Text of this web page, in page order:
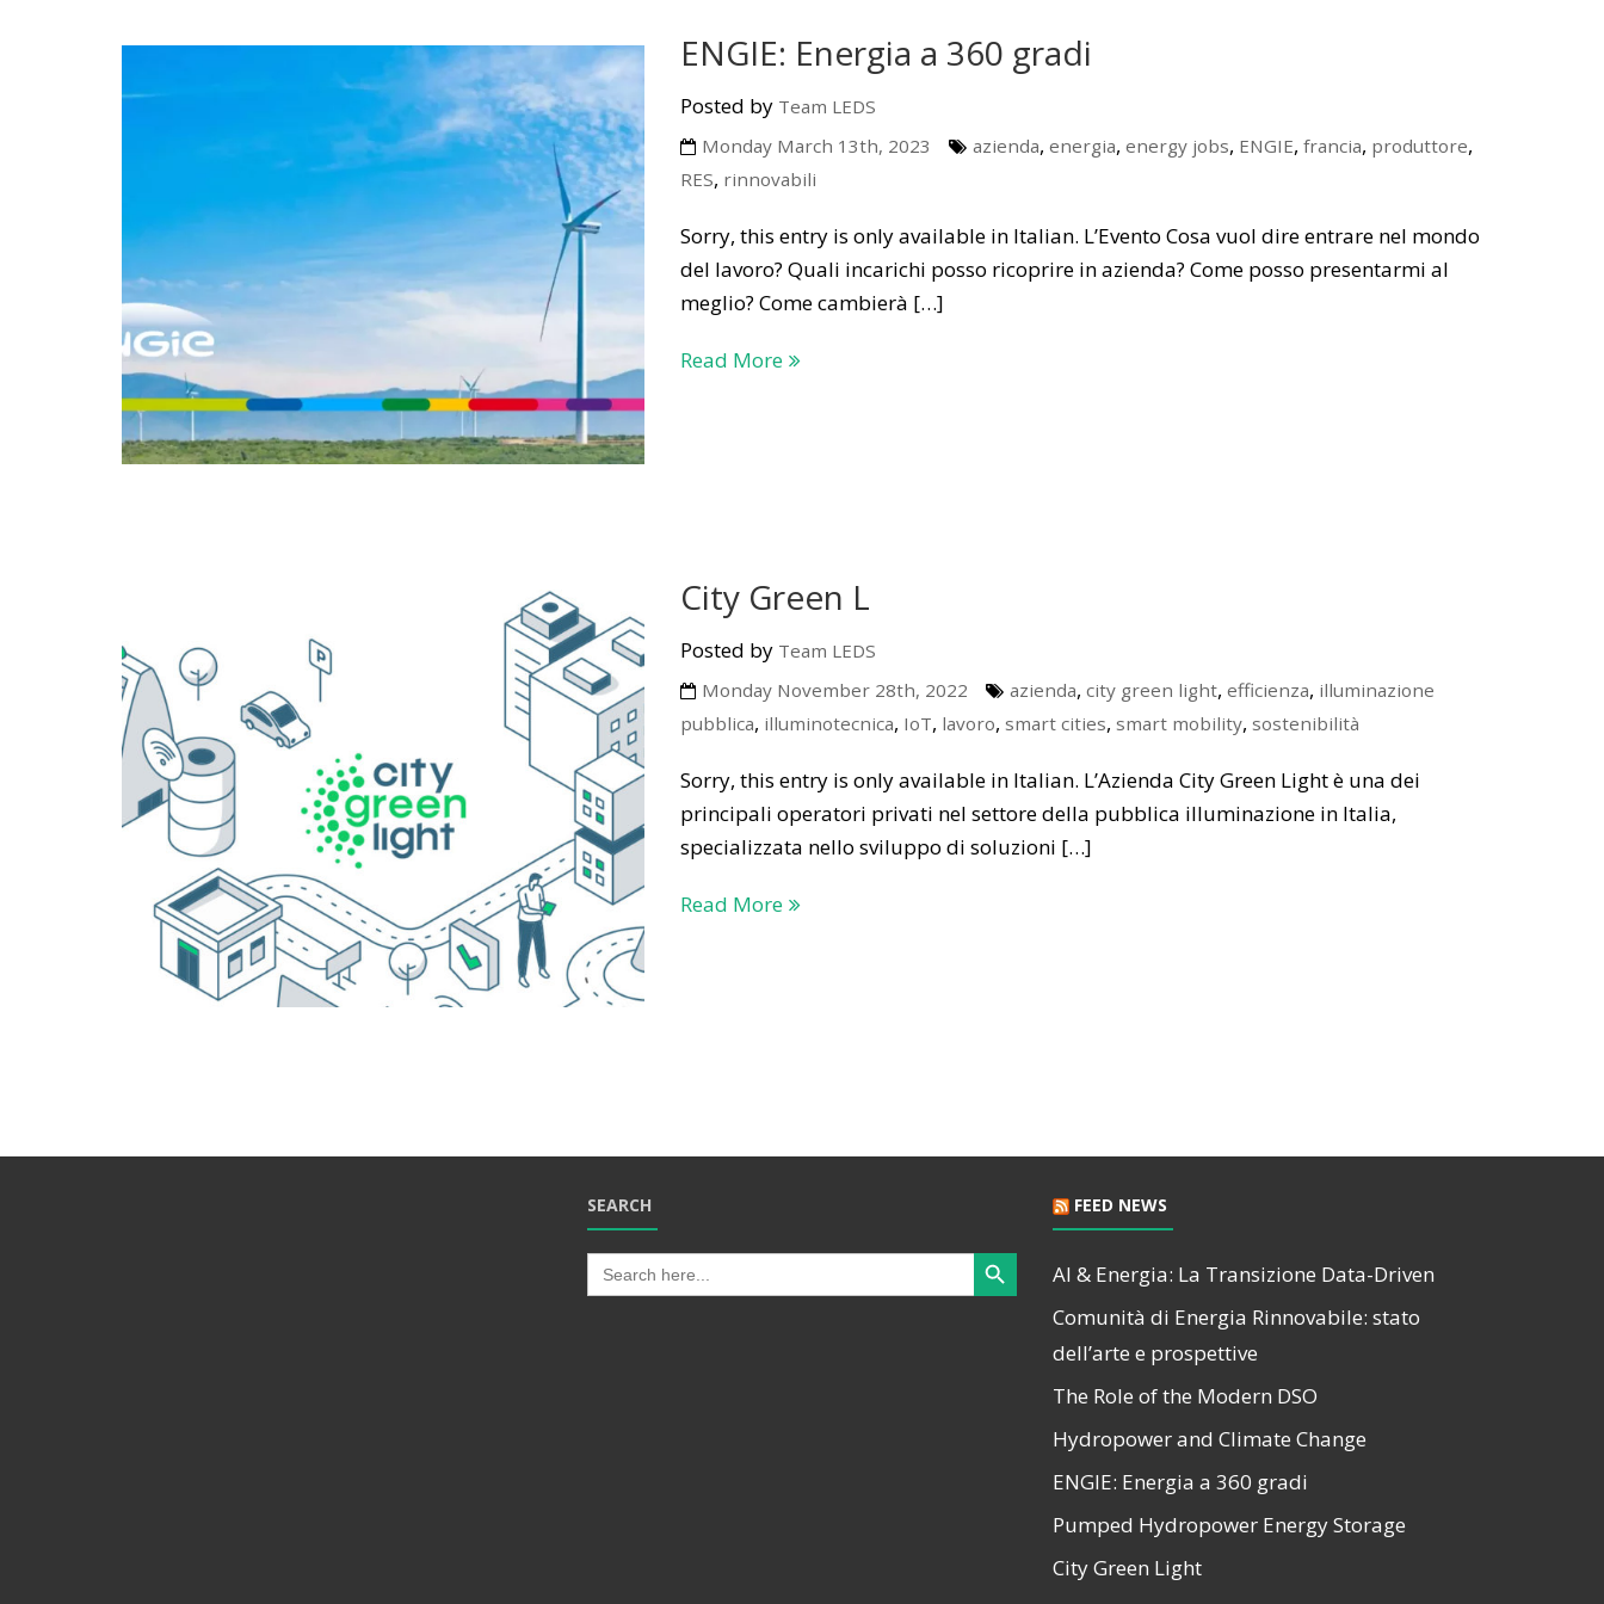
ENGIE: Energia a 360 gradi
Posted by Team LEDS
Monday March 13th, 2023
azienda, energia, energy jobs, ENGIE, francia, produttore,
RES, rinnovabili
Sorry, this entry is only available in Italian. L’Evento Cosa vuol dire entrare nel mondo
del lavoro? Quali incarichi posso ricoprire in azienda? Come posso presentarmi al
meglio? Come cambierà […]
Read More
City Green L
Posted by Team LEDS
Monday November 28th, 2022
azienda, city green light, efficienza, illuminazione
pubblica, illuminotecnica, IoT, lavoro, smart cities, smart mobility, sostenibilità
Sorry, this entry is only available in Italian. L’Azienda City Green Light è una dei
principali operatori privati nel settore della pubblica illuminazione in Italia,
specializzata nello sviluppo di soluzioni […]
Read More
SEARCH
Search
for:
Search Button
FEED NEWS
AI & Energia: La Transizione Data-Driven
Comunità di Energia Rinnovabile: stato
dell’arte e prospettive
The Role of the Modern DSO
Hydropower and Climate Change
ENGIE: Energia a 360 gradi
Pumped Hydropower Energy Storage
City Green Light